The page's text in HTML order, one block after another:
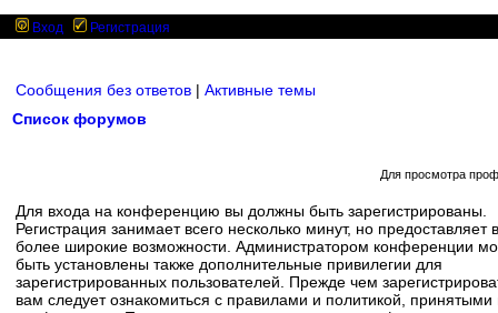
Вход Регистрация
Сообщения без ответов | Активные темы
Список форумов
Для просмотра
Для входа на конференцию вы должны быть зарегистрированы.
Регистрация занимает всего несколько минут, но предоставляет
более широкие возможности. Администратором конференции
быть установлены также дополнительные привилегии для
зарегистрированных пользователей. Прежде чем
вам следует ознакомиться с правилами и политикой, принятыми